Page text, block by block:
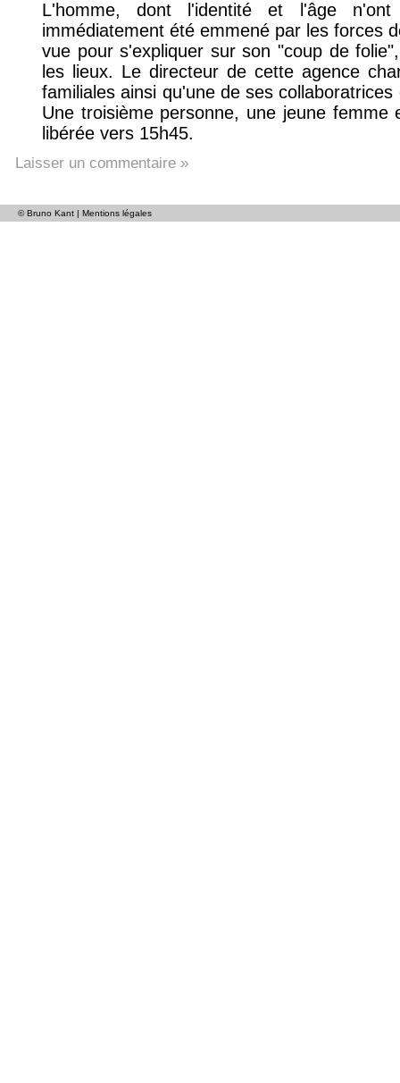
L'homme, dont l'identité et l'âge
immédiatement été emmené par les forces
vue pour s'expliquer sur son "coup de
les lieux. Le directeur de cette agence
familiales ainsi qu'une de ses
Une troisième personne, une jeune femme
libérée vers 15h45.
Laisser un commentaire »
© Bruno Kant | Mentions légales